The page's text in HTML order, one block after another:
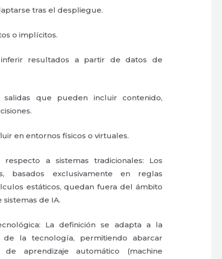
tras el despliegue.
o implícitos.
inferir resultados a partir de datos de
salidas que pueden incluir contenido,
en entornos físicos o virtuales.
respecto a sistemas tradicionales: Los
basados exclusivamente en reglas
estáticos, quedan fuera del ámbito
de IA.
La definición se adapta a la
de la tecnología, permitiendo abarcar
aprendizaje automático (machine